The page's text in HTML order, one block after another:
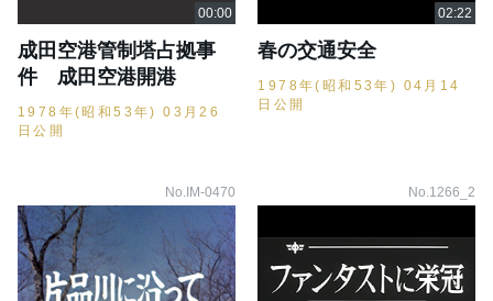
成田空港管制塔占拠事
件 成田空港開港
1978年(昭和53年) 03月26
日公開
春の交通安全
1978年(昭和53年) 04月14
日公開
No.IM-0470 No.1266_2